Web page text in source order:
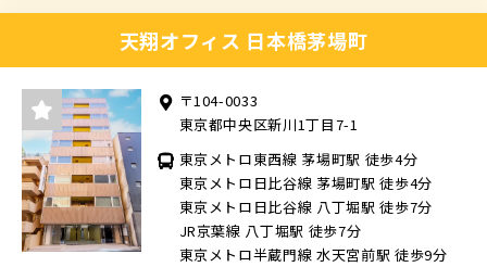
天翔オフィス 日本橋茅場町
〒104-0033
東京都中央区新川1丁目7-1
東京メトロ東西線 茅場町駅 徒歩4分
東京メトロ日比谷線 茅場町駅 徒歩4分
東京メトロ日比谷線 八丁堀駅 徒歩7分
JR京葉線 八丁堀駅 徒歩7分
東京メトロ半蔵門線 水天宮前駅 徒歩9分